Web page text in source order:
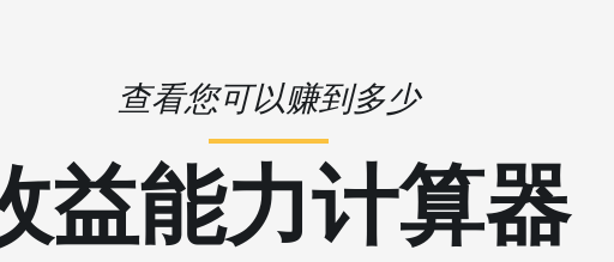
查看您可以赚到多少
益能力计算器